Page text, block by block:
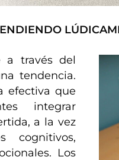
a través del
tendencia.
efectiva que
integrar
a la vez
cognitivos,
Los